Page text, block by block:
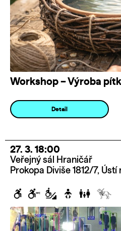
Workshop – Výroba
Detail
27. 3. 18:00
Veřejný sál Hraničář
Prokopa Diviše 1812/7,